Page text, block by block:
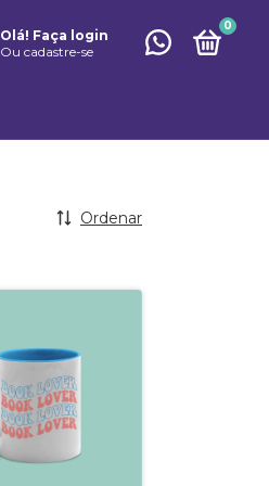
Olá! Faça login
Ou cadastre-se
0
Ordenar